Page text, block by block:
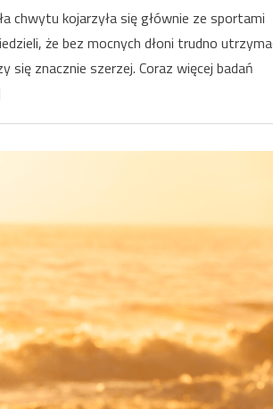
chwytu kojarzyła się głównie ze sportami
że bez mocnych dłoni trudno
się znacznie szerzej. Coraz więcej badań